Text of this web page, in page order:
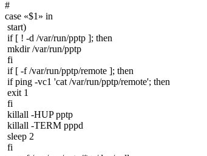
#
case «$1» in
start)
if [ ! -d /var/run/pptp ]; then
mkdir /var/run/pptp
fi
if [ -f /var/run/pptp/remote ]; then
if ping -vc1 'cat /var/run/pptp/remote'; then
exit 1
fi
killall -HUP pptp
killall -TERM pppd
sleep 2
fi